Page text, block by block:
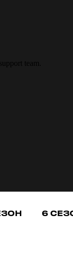
6